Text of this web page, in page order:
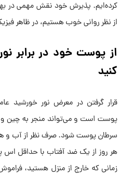
کرده‌ایم. پذیرش خود نقش مهمی در
از نظر روانی خوب هستیم، در ظاهر
از پوست خود در برابر
کنید
قرار گرفتن در معرض نور خورشید
پوست است و می‌تواند منجر به چین
سرطان پوست شود. صرف نظر از آب و
زمانی که خارج از منزل هستید،